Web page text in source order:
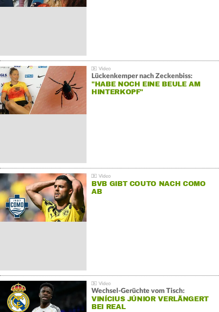
Lückenkemper nach Zeckenbiss:
"HABE NOCH EINE BEULE AM
HINTERKOPF"
BVB GIBT COUTO NACH COMO
AB
Wechsel-Gerüchte vom Tisch:
VINÍCIUS JÚNIOR VERLÄNGERT
BEI REAL